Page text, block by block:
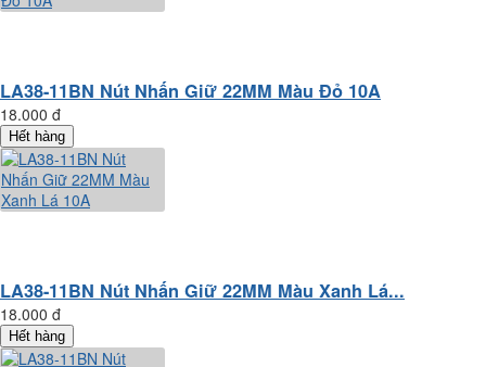
LA38-11BN Nút Nhấn Giữ 22MM Màu Đỏ 10A
18.000 đ
Hết hàng
LA38-11BN Nút Nhấn Giữ 22MM Màu Xanh Lá...
18.000 đ
Hết hàng